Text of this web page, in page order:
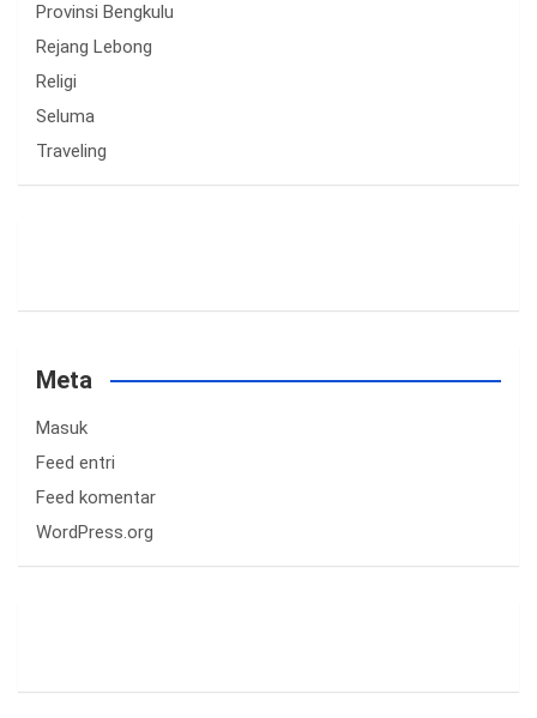
Provinsi Bengkulu
Rejang Lebong
Religi
Seluma
Traveling
Meta
Masuk
Feed entri
Feed komentar
WordPress.org